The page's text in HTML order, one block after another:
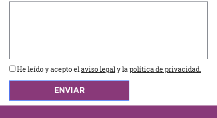
He leído y acepto elaviso legaly lapolítica de privacidad.